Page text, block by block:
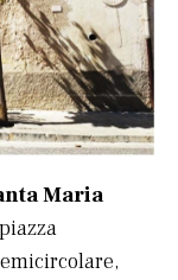
Maria